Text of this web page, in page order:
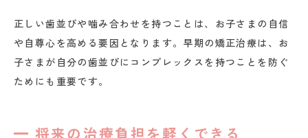
正しい歯並びや噛み合わせを持つことは、お子さまの自信
や自尊心を高める要因となります。早期の矯正治療は、お
子さまが自分の歯並びにコンプレックスを持つことを防ぐ
ためにも重要です。
将来の治療負担を軽くできる